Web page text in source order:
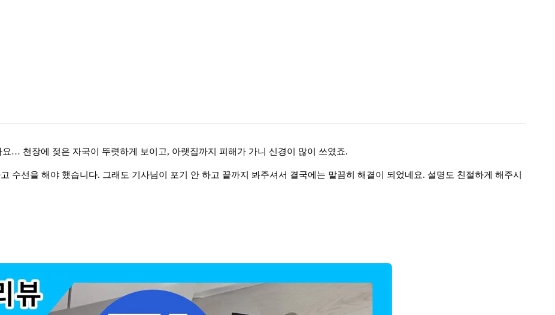
… 천장에 젖은 자국이 뚜렷하게 보이고, 아랫집까지 피해가 가니 신경이 많이 쓰였죠.
수선을 해야 했습니다. 그래도 기사님이 포기 안 하고 끝까지 봐주셔서 결국에는 말끔히 해결이 되었네요. 설명도 친절하게 해주시